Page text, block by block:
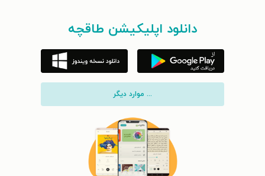
دانلود اپلیکیشن طاقچه
... موارد دیگر